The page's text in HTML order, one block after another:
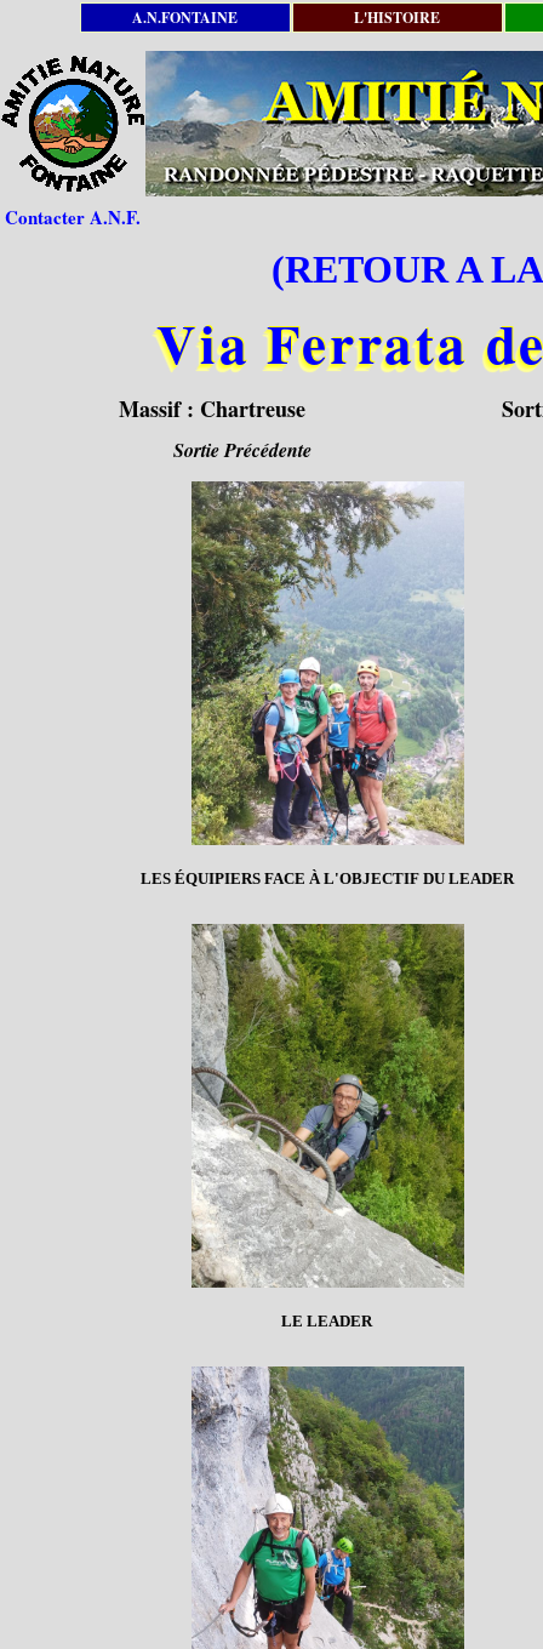
A.N.FONTAINE L'HISTOIRE
Contacter A.N.F.
(RETOUR A
Via Ferrata
Massif : Chartreuse
Sortie Précédente
LES ÉQUIPIERS FACE À L'OBJECTIF DU LEADER
LE LEADER